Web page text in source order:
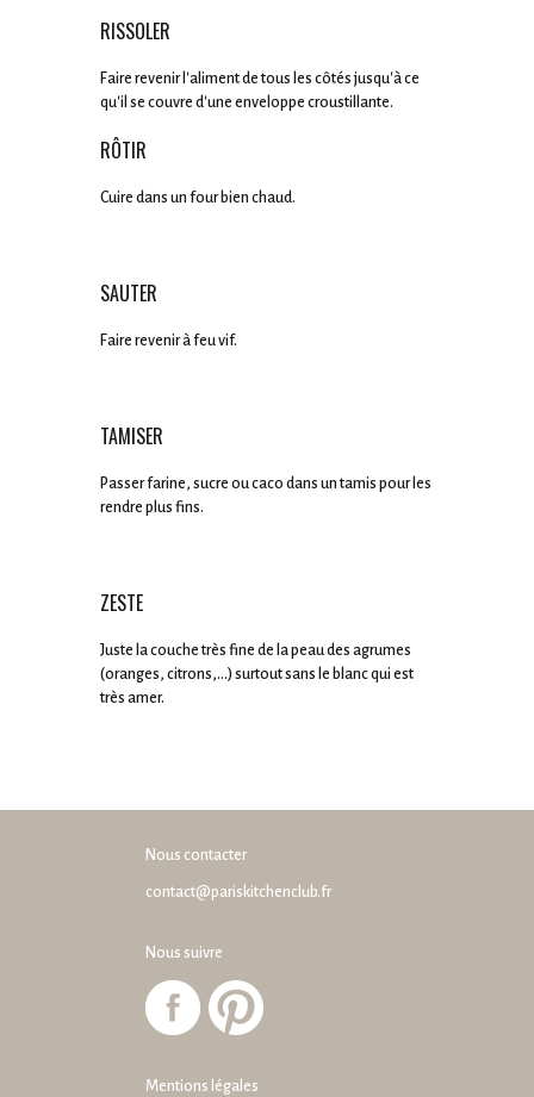
RISSOLER
Faire revenir l'aliment de tous les côtés jusqu'à ce
qu'il se couvre d'une enveloppe croustillante.
RÔTIR
Cuire dans un four bien chaud.
SAUTER
Faire revenir à feu vif.
TAMISER
Passer farine, sucre ou caco dans un tamis pour les
rendre plus fins.
ZESTE
Juste la couche très fine de la peau des agrumes
(oranges, citrons,...) surtout sans le blanc qui est
très amer.
Nous contacter
contact@pariskitchenclub.fr
Nous suivre
Mentions légales